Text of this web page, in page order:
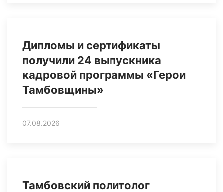
Дипломы и сертификаты
получили 24 выпускника
кадровой программы «Герои
Тамбовщины»
07.08.2026
Тамбовский политолог